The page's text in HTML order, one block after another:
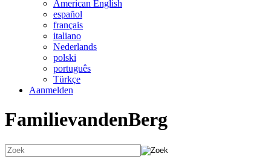
American English
español
français
italiano
Nederlands
polski
português
Türkçe
Aanmelden
FamilievandenBerg